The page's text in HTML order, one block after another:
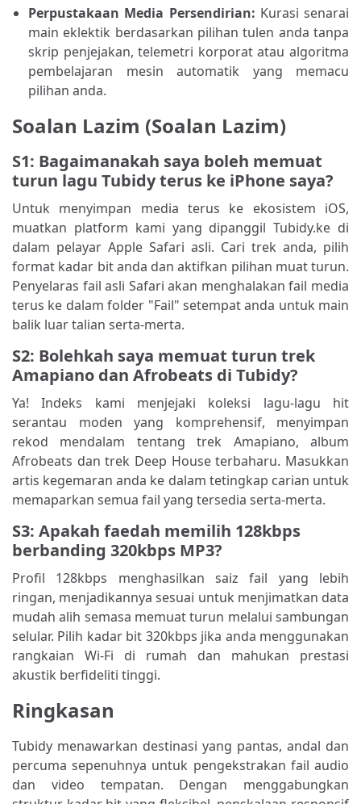
Perpustakaan Media Persendirian: Kurasi senarai
main eklektik berdasarkan pilihan tulen anda tanpa
skrip penjejakan, telemetri korporat atau algoritma
pembelajaran mesin automatik yang memacu
pilihan anda.
Soalan Lazim (Soalan Lazim)
S1: Bagaimanakah saya boleh memuat
turun lagu Tubidy terus ke iPhone saya?
Untuk menyimpan media terus ke ekosistem iOS,
muatkan platform kami yang dipanggil Tubidy.ke di
dalam pelayar Apple Safari asli. Cari trek anda, pilih
format kadar bit anda dan aktifkan pilihan muat turun.
Penyelaras fail asli Safari akan menghalakan fail media
terus ke dalam folder "Fail" setempat anda untuk main
balik luar talian serta-merta.
S2: Bolehkah saya memuat turun trek
Amapiano dan Afrobeats di Tubidy?
Ya! Indeks kami menjejaki koleksi lagu-lagu hit
serantau moden yang komprehensif, menyimpan
rekod mendalam tentang trek Amapiano, album
Afrobeats dan trek Deep House terbaharu. Masukkan
artis kegemaran anda ke dalam tetingkap carian untuk
memaparkan semua fail yang tersedia serta-merta.
S3: Apakah faedah memilih 128kbps
berbanding 320kbps MP3?
Profil 128kbps menghasilkan saiz fail yang lebih
ringan, menjadikannya sesuai untuk menjimatkan data
mudah alih semasa memuat turun melalui sambungan
selular. Pilih kadar bit 320kbps jika anda menggunakan
rangkaian Wi-Fi di rumah dan mahukan prestasi
akustik berfideliti tinggi.
Ringkasan
Tubidy menawarkan destinasi yang pantas, andal dan
percuma sepenuhnya untuk pengekstrakan fail audio
dan video tempatan. Dengan menggabungkan